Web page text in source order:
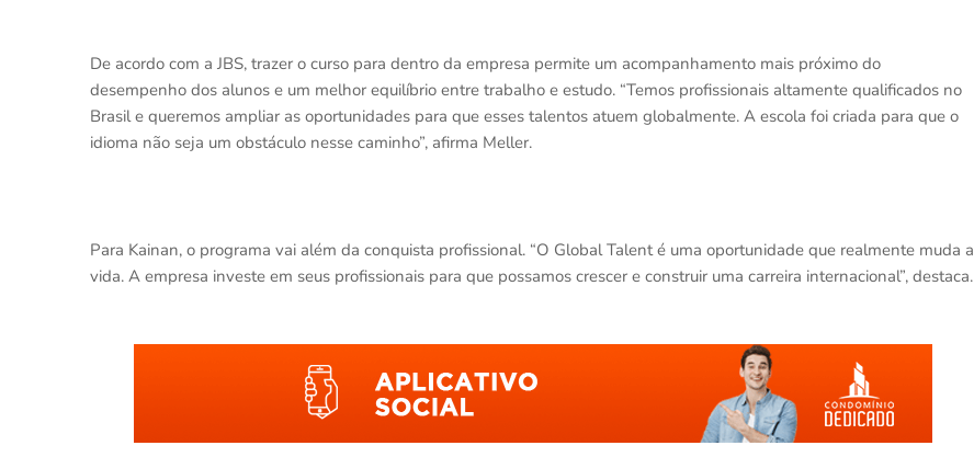
De acordo com a JBS, trazer o curso para dentro da empresa permite um acompanhamento mais próximo do
desempenho dos alunos e um melhor equilíbrio entre trabalho e estudo. “Temos profissionais altamente qualificados no
Brasil e queremos ampliar as oportunidades para que esses talentos atuem globalmente. A escola foi criada para que o
idioma não seja um obstáculo nesse caminho”, afirma Meller.
Para Kainan, o programa vai além da conquista profissional. “O Global Talent é uma oportunidade que realmente muda a
vida. A empresa investe em seus profissionais para que possamos crescer e construir uma carreira internacional”, destaca.